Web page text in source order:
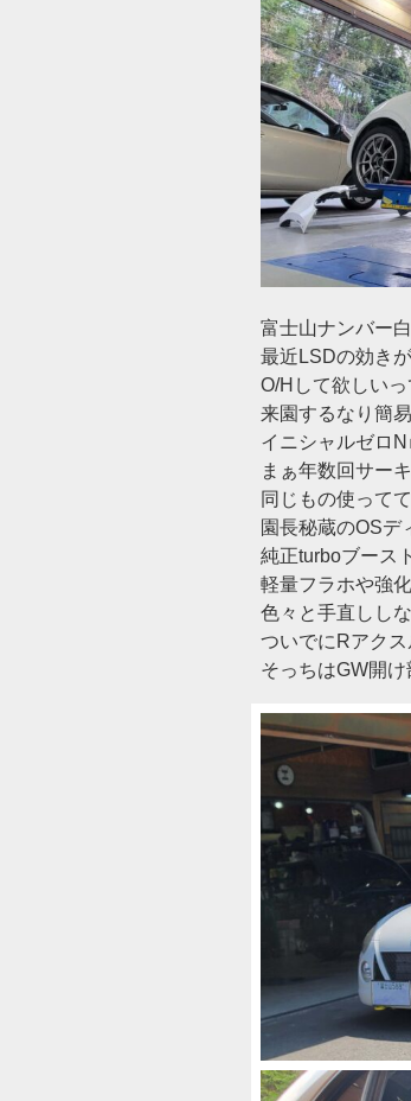
富士山ナンバー
最近LSDの効き
O/Hして欲しいっ
来園するなり簡
イニシャルゼロ
まぁ年数回サー
同じもの使って
園長秘蔵のOSデ
純正turboブース
軽量フラホや強
色々と手直しし
ついでにRアク
そっちはGW開け